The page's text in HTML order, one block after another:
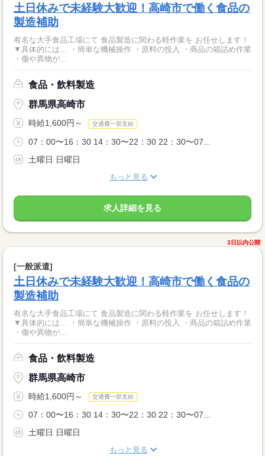
土日休みで未経験大歓迎！高崎市で働く食品の
製造補助
有名な大手食品工場にて 食品製造に関わる軽作業を お任せします！
▼具体的には… ・簡単な機械操作 ・原料の投入 ・商品の箱詰め作業
・傷や異物が...
食品・飲料製造
群馬県高崎市
時給1,600円～ 交通費一部支給
07：00〜16：30 14：30〜22：30 22：30〜07...
土曜日 日曜日
もっと見る
求人詳細を見る
3日以内公開
[一般派遣]
土日休みで未経験大歓迎！高崎市で働く食品の
製造補助
有名な大手食品工場にて 食品製造に関わる軽作業を お任せします！
▼具体的には… ・簡単な機械操作 ・原料の投入 ・商品の箱詰め作業
・傷や異物が...
食品・飲料製造
群馬県高崎市
時給1,600円～ 交通費一部支給
07：00〜16：30 14：30〜22：30 22：30〜07...
土曜日 日曜日
もっと見る